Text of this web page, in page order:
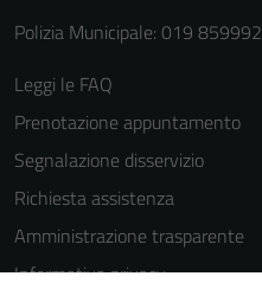
Polizia Municipale: 019 859992
Leggi le FAQ
Prenotazione appuntamento
Segnalazione disservizio
Richiesta assistenza
Amministrazione trasparente
Informativa privacy